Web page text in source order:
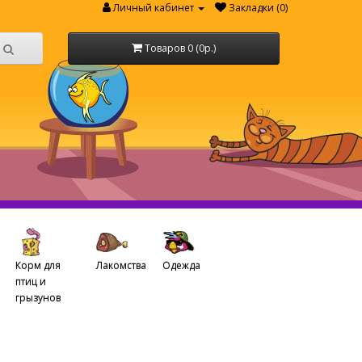
Личный кабинет Закладки (0)
Товаров 0 (0р.)
Корм для
птиц и
грызунов
Лакомства Одежда